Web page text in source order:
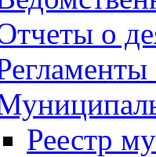
о
Реестр